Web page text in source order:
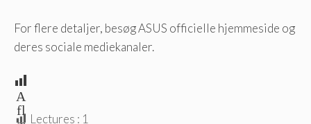
For flere detaljer, besøg ASUS officielle hjemmeside og
deres sociale mediekanaler.
A
fl
Lectures : 1